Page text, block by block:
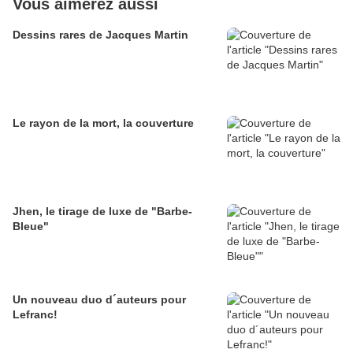
Vous aimerez aussi
Dessins rares de Jacques Martin
Le rayon de la mort, la couverture
Jhen, le tirage de luxe de "Barbe-
Bleue"
Un nouveau duo d´auteurs pour
Lefranc!